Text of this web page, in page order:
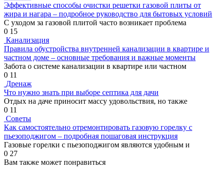
Эффективные способы очистки решетки газовой плиты от
жира и нагара – подробное руководство для бытовых условий
С уходом за газовой плитой часто возникает проблема
0 15
Канализация
Правила обустройства внутренней канализации в квартире и
частном доме – основные требования и важные моменты
Забота о системе канализации в квартире или частном
0 11
Дренаж
Что нужно знать при выборе септика для дачи
Отдых на даче приносит массу удовольствия, но также
0 11
Советы
Как самостоятельно отремонтировать газовую горелку с
пьезоподжигом – подробная пошаговая инструкция
Газовые горелки с пьезоподжигом являются удобным и
0 27
Вам также может понравиться